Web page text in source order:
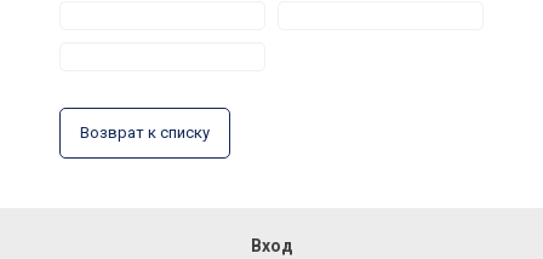
Возврат к списку
Вход